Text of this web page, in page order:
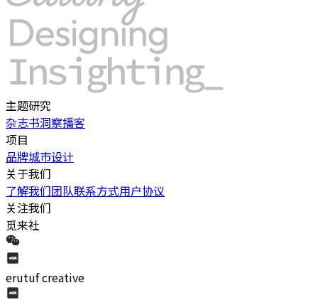
主题研究
杂志书洞察播客
项目
品牌城市设计
关于我们
了解我们团队联系方式用户协议
关注我们
觅来社
erutuf creative